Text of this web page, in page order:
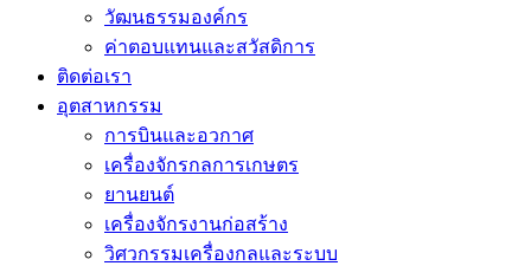
วัฒนธรรมองค์กร
ค่าตอบแทนและสวัสดิการ
ติดต่อเรา
อุตสาหกรรม
การบินและอวกาศ
เครื่องจักรกลการเกษตร
ยานยนต์
เครื่องจักรงานก่อสร้าง
วิศวกรรมเครื่องกลและระบบ